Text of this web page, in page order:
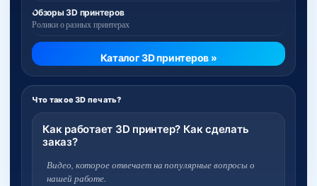
Обзоры 3D принтеров
Ролики о разных принтерах
Каталог 3D принтеров »
Что такое 3D печать?
Как работает 3D принтер? Как сделать
заказ?
Видео, которое отвечает на популярные вопросы о
нашей работе.